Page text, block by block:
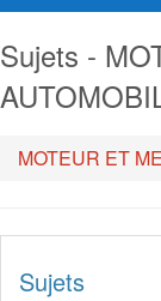
Sujets -
MOTEUR ET
Sujets